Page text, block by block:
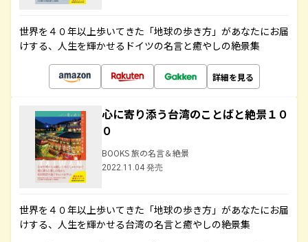
世界を４０年以上歩いてきた「地球の歩き方」があなたにお届
けする、人生を輝かせるドイツの名言と癒やしの絶景集
詳細を見る
心に寄り添う台湾のことばと絶景１０
０
BOOKS 旅の名言＆絶景
2022.11.04 発売
世界を４０年以上歩いてきた「地球の歩き方」があなたにお届
けする、人生を輝かせる台湾の名言と癒やしの絶景集